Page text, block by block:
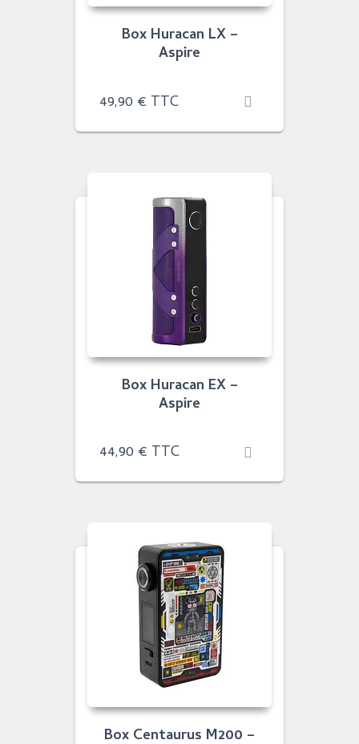
Box Huracan LX –
Aspire
49,90 € TTC
Box Huracan EX –
Aspire
44,90 € TTC
Box Centaurus M200 –